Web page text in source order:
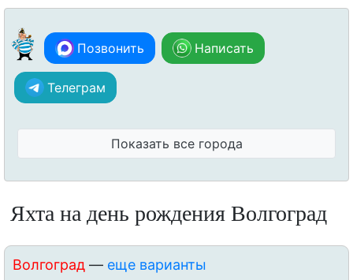
Позвонить Написать
Телеграм
Показать все города
Яхта на день рождения Волгоград
Волгоград — еще варианты